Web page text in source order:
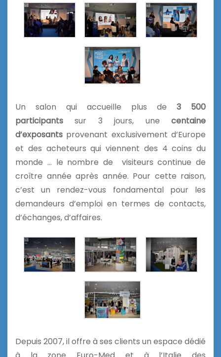
Un salon qui accueille plus de 3 500
participants sur 3 jours, une centaine
d’exposants provenant exclusivement d’Europe
et des acheteurs qui viennent des 4 coins du
monde … le nombre de visiteurs continue de
croître année après année. Pour cette raison,
c’est un rendez-vous fondamental pour les
demandeurs d’emploi en termes de contacts,
d’échanges, d’affaires.
Depuis 2007, il offre à ses clients un espace dédié